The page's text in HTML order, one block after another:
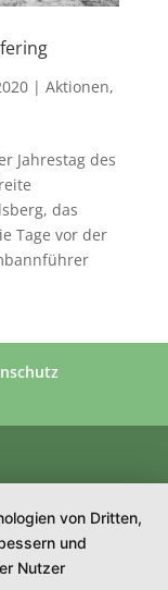
| Aktionen,
Jahrestag des
das
Tage vor der
von Dritten,
und
Nutzer